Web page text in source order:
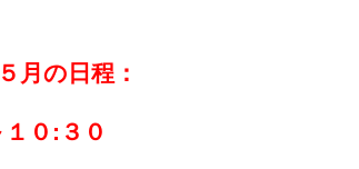
月の日程：
０:３０